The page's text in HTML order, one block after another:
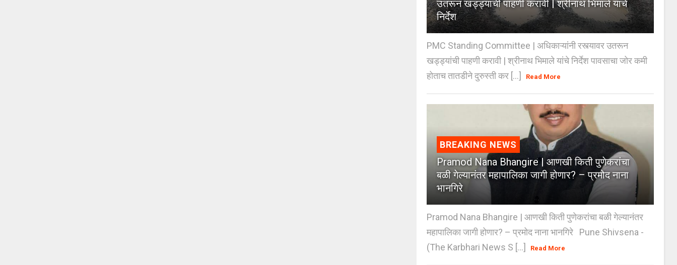
उतरून खड्ड्यांची पाहणी करावी | श्रीनाथ भिमाले यांचे
निर्देश
PMC Standing Committee | अधिकाऱ्यांनी रस्त्यावर उतरून
खड्ड्यांची पाहणी करावी | श्रीनाथ भिमाले यांचे निर्देश पावसाचा जोर कमी
होताच तातडीने दुरुस्ती कर [...]
Read More
BREAKING NEWS
Pramod Nana Bhangire | आणखी किती पुणेकरांचा
बळी गेल्यानंतर महापालिका जागी होणार? – प्रमोद नाना
भानगिरे
Pramod Nana Bhangire | आणखी किती पुणेकरांचा बळी गेल्यानंतर
महापालिका जागी होणार? – प्रमोद नाना भानगिरे Pune Shivsena -
(The Karbhari News S [...]
Read More